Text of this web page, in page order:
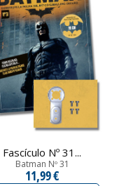
Fascículo Nº 31...
Batman Nº 31
11,99 €